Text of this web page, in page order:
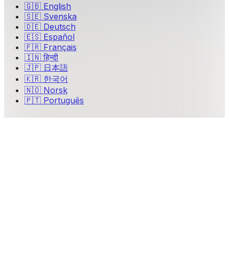
🇬🇧 English
🇸🇪 Svenska
🇩🇪 Deutsch
🇪🇸 Español
🇫🇷 Français
🇮🇳हिन्दी
🇯🇵 日本語
🇰🇷 한국어
🇳🇴 Norsk
🇵🇹 Português